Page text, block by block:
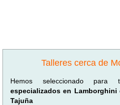
Talleres cerca de
Hemos seleccionado
especializados en
Tajuña